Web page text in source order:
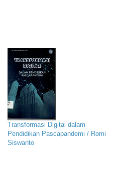
Transformasi Digital dalam
Pendidikan Pascapandemi / Romi
Siswanto